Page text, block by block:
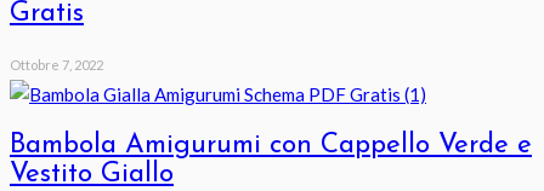
Gratis
Ottobre 7, 2022
Bambola Amigurumi con Cappello Verde e
Vestito Giallo